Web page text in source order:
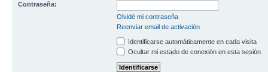
Contraseña:
Olvidé mi contraseña
Reenviar email de activación
Identificarse automáticamente en cada visita
Ocultar mi estado de conexión en esta sesión